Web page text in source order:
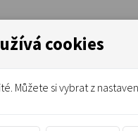
cookies
Můžete si vybrat z